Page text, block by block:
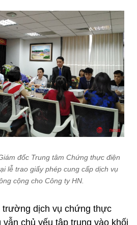
đốc Trung tâm Chứng thực điện
lễ trao giấy phép cung cấp dịch vụ
cộng cho Công ty HN.
trường dịch vụ chứng thực
chủ yếu tập trung vào khối